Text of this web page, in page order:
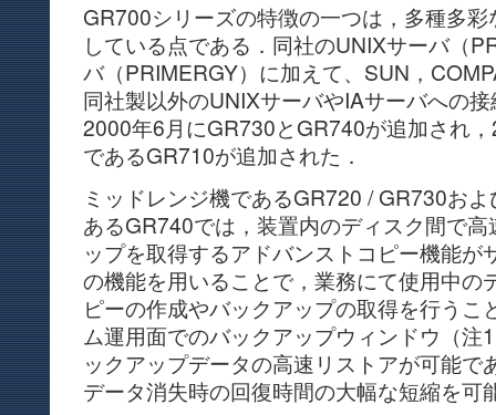
GR700シリーズの特徴の一つは，多種多
している点である．同社のUNIXサーバ（
バ（PRIMERGY）に加えて、SUN，
同社製以外のUNIXサーバやIAサーバへの
2000年6月にGR730とGR740が追加され
であるGR710が追加された．
ミッドレンジ機であるGR720 / GR730お
あるGR740では，装置内のディスク間で
ップを取得するアドバンストコピー機能が
の機能を用いることで，業務にて使用中の
ピーの作成やバックアップの取得を行うこ
ム運用面でのバックアップウィンドウ（注
ックアップデータの高速リストアが可能で
データ消失時の回復時間の大幅な短縮を可